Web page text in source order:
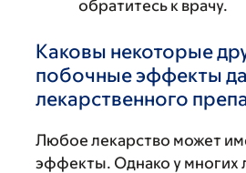
обратитесь к врачу.
Каковы некоторые
побочные эффекты
лекарственного
Любое лекарство может
эффекты. Однако у многих